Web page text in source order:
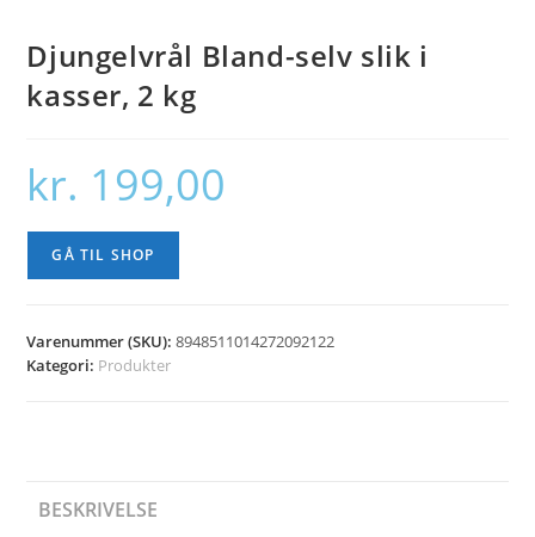
Djungelvrål Bland-selv slik i
kasser, 2 kg
kr. 199,00
GÅ TIL SHOP
Varenummer (SKU):8948511014272092122
Kategori: Produkter
BESKRIVELSE